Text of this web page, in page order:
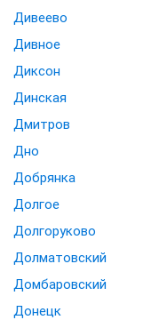
Дивеево
Дивное
Диксон
Динская
Дмитров
Дно
Добрянка
Долгое
Долгоруково
Долматовский
Домбаровский
Донецк